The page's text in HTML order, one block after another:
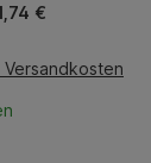
€